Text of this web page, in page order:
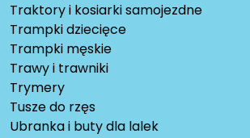
Traktory i kosiarki samojezdne
Trampki dziecięce
Trampki męskie
Trawy i trawniki
Trymery
Tusze do rzęs
Ubranka i buty dla lalek